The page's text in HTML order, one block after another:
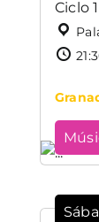
Ciclo